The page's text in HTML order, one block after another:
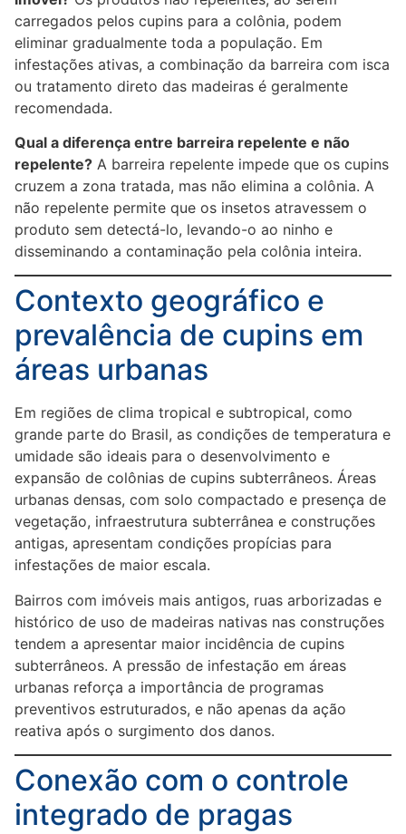
carregados pelos cupins para a colônia, podem
eliminar gradualmente toda a população. Em
infestações ativas, a combinação da barreira com isca
ou tratamento direto das madeiras é geralmente
recomendada.
Qual a diferença entre barreira repelente e não
repelente? A barreira repelente impede que os cupins
cruzem a zona tratada, mas não elimina a colônia. A
não repelente permite que os insetos atravessem o
produto sem detectá-lo, levando-o ao ninho e
disseminando a contaminação pela colônia inteira.
Contexto geográfico e
prevalência de cupins em
áreas urbanas
Em regiões de clima tropical e subtropical, como
grande parte do Brasil, as condições de temperatura e
umidade são ideais para o desenvolvimento e
expansão de colônias de cupins subterrâneos. Áreas
urbanas densas, com solo compactado e presença de
vegetação, infraestrutura subterrânea e construções
antigas, apresentam condições propícias para
infestações de maior escala.
Bairros com imóveis mais antigos, ruas arborizadas e
histórico de uso de madeiras nativas nas construções
tendem a apresentar maior incidência de cupins
subterrâneos. A pressão de infestação em áreas
urbanas reforça a importância de programas
preventivos estruturados, e não apenas da ação
reativa após o surgimento dos danos.
Conexão com o controle
integrado de pragas